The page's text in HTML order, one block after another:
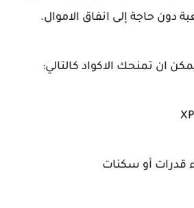
دون حاجة إلى انفاق الاموال.
قدرات أو سكنات